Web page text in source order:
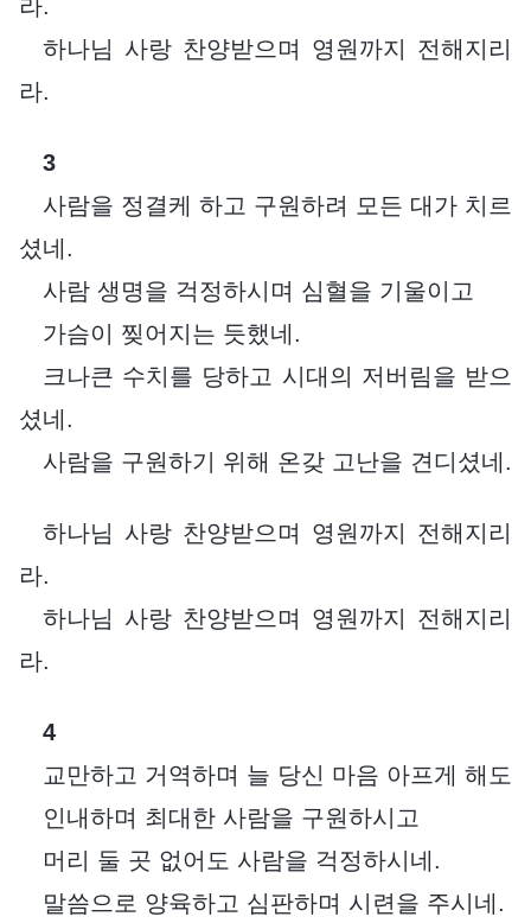
라.
하나님 사랑 찬양받으며 영원까지 전해지리
라.
3
사람을 정결케 하고 구원하려 모든 대가 치르
셨네.
사람 생명을 걱정하시며 심혈을 기울이고
가슴이 찢어지는 듯했네.
크나큰 수치를 당하고 시대의 저버림을 받으
셨네.
사람을 구원하기 위해 온갖 고난을 견디셨네.
하나님 사랑 찬양받으며 영원까지 전해지리
라.
하나님 사랑 찬양받으며 영원까지 전해지리
라.
4
교만하고 거역하며 늘 당신 마음 아프게 해도
인내하며 최대한 사람을 구원하시고
머리 둘 곳 없어도 사람을 걱정하시네.
말씀으로 양육하고 심판하며 시련을 주시네.